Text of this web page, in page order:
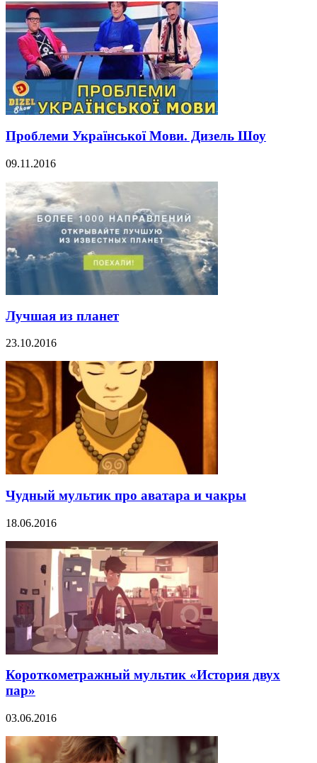
Проблеми Української Мови. Дизель Шоу
09.11.2016
Лучшая из планет
23.10.2016
Чудный мультик про аватара и чакры
18.06.2016
Короткометражный мультик «История двух
пар»
03.06.2016